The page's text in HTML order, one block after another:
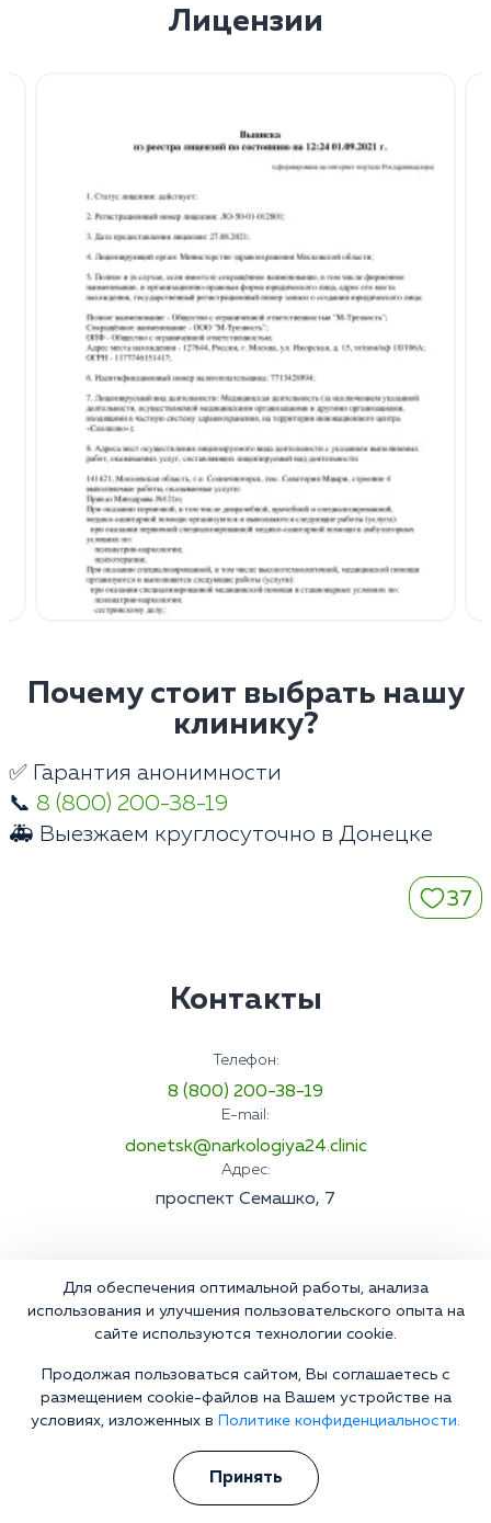
Лицензии
Почему стоит выбрать нашу
клинику?
✅ Гарантия анонимности
📞 8 (800) 200-38-19
🚑 Выезжаем круглосуточно в Донецке
37
Контакты
Телефон:
8 (800) 200-38-19
E-mail:
donetsk@narkologiya24.clinic
Адрес:
проспект Семашко, 7
Для обеспечения оптимальной работы, анализа
использования и улучшения пользовательского опыта на
сайте используются технологии cookie.
Продолжая пользоваться сайтом, Вы соглашаетесь с
размещением cookie-файлов на Вашем устройстве на
условиях, изложенных в
Политике конфиденциальности.
Принять